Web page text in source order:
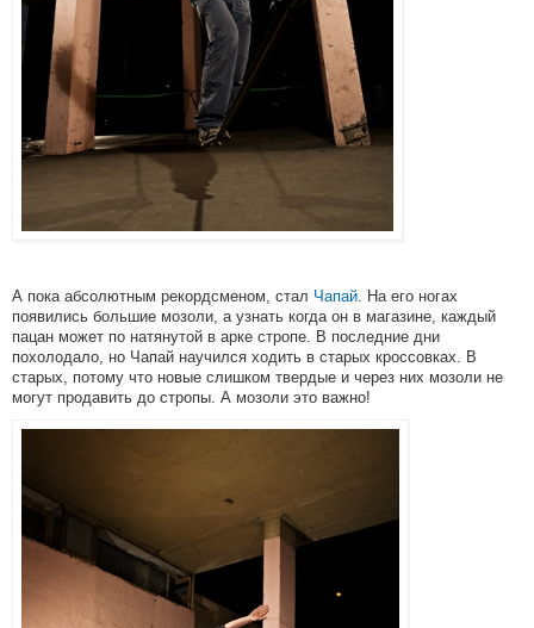
А пока абсолютным рекордсменом, стал Чапай. На его ногах
появились большие мозоли, а узнать когда он в магазине, каждый
пацан может по натянутой в арке стропе. В последние дни
похолодало, но Чапай научился ходить в старых кроссовках. В
старых, потому что новые слишком твердые и через них мозоли не
могут продавить до стропы. А мозоли это важно!